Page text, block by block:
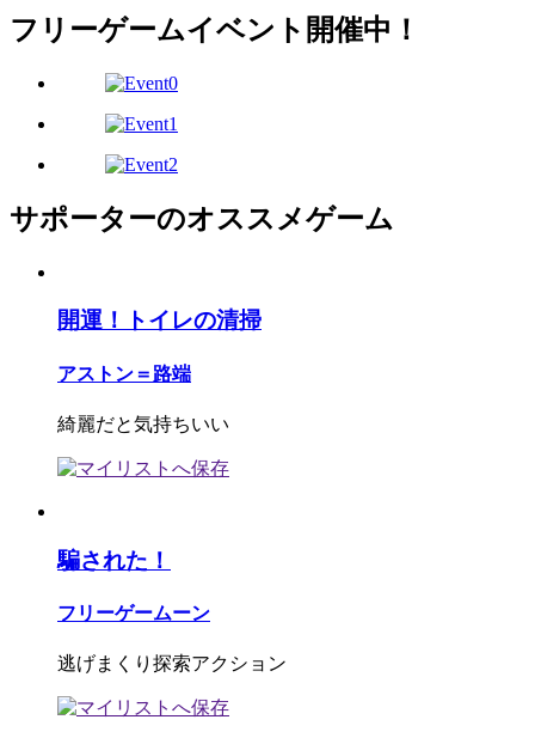
フリーゲームイベント開催中！
サポーターのオススメゲーム
開運！トイレの清掃
アストン＝路端
綺麗だと気持ちいい
騙された！
フリーゲームーン
逃げまくり探索アクション